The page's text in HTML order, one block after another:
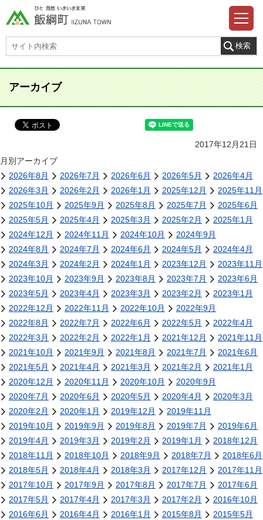
アーカイブ
2017年12月21日
月別アーカイブ
2026年8月
2026年7月 2026年6月 2026年5月
2026年4月
2026年3月
2026年2月 2026年1月 2025年12月
2025年11月
2025年10月
2025年9月 2025年8月 2025年7月
2025年6月
2025年5月
2025年4月 2025年3月 2025年2月
2025年1月
2024年12月
2024年11月 2024年10月
2024年9月
2024年8月
2024年7月 2024年6月 2024年5月
2024年4月
2024年3月
2024年2月 2024年1月 2023年12月
2023年11月
2023年10月
2023年9月 2023年8月 2023年7月
2023年6月
2023年5月
2023年4月 2023年3月 2023年2月
2023年1月
2022年12月
2022年11月 2022年10月
2022年9月
2022年8月
2022年7月 2022年6月 2022年5月
2022年4月
2022年3月
2022年2月 2022年1月 2021年12月
2021年11月
2021年10月
2021年9月 2021年8月 2021年7月
2021年6月
2021年5月
2021年4月 2021年3月 2021年2月
2021年1月
2020年12月
2020年11月 2020年10月
2020年9月
2020年7月
2020年6月 2020年5月 2020年4月
2020年3月
2020年2月
2020年1月 2019年12月
2019年11月
2019年10月
2019年9月 2019年8月 2019年7月
2019年6月
2019年4月
2019年3月 2019年2月 2019年1月
2018年12月
2018年11月
2018年10月 2018年9月 2018年7月
2018年6月
2018年5月
2018年4月 2018年3月 2017年12月
2017年11月
2017年10月
2017年9月 2017年8月 2017年7月
2017年6月
2017年5月
2017年4月 2017年3月 2017年2月
2016年10月
2016年6月
2016年4月 2016年1月 2015年8月
2015年5月